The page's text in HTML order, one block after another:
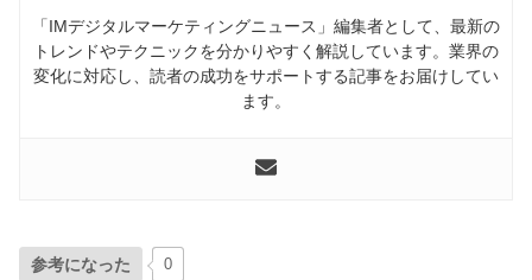
「IMデジタルマーケティングニュース」編集者として、最新の
トレンドやテクニックを分かりやすく解説しています。業界の
変化に対応し、読者の成功をサポートする記事をお届けしてい
ます。
参考になった 0